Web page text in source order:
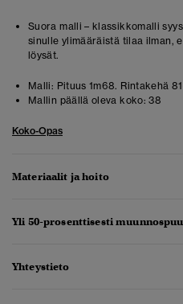
Suora malli – klassikkomalli
sinulle ylimääräistä tilaa ilman,
löysät.
Malli: Pituus 1m68. Rintakehä
Mallin päällä oleva koko: 38
Koko-Opas
Materiaalit ja hoito
Yli 50-prosenttisesti
Yhteystieto